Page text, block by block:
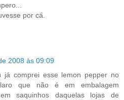
por cá.
2008 às 09:09
já comprei esse lemon pepper no
que não é em embalagem
saquinhos daquelas lojas de